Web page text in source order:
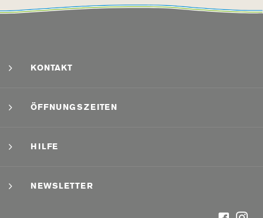
KONTAKT
ÖFFNUNGSZEITEN
HILFE
NEWSLETTER